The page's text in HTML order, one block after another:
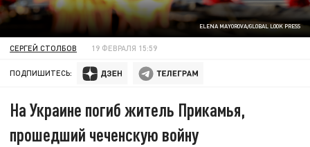
ELENA MAYOROVA/GLOBAL LOOK PRESS
СЕРГЕЙ СТОЛБОВ 19 ФЕВРАЛЯ 15:59
ПОДПИШИТЕСЬ:
На Украине погиб житель Прикамья,
прошедший чеченскую войну